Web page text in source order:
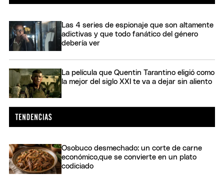
Las 4 series de espionaje que son altamente
adictivas y que todo fanático del género
debería ver
La película que Quentin Tarantino eligió como
la mejor del siglo XXI te va a dejar sin aliento
Osobuco desmechado: un corte de carne
económico,que se convierte en un plato
codiciado